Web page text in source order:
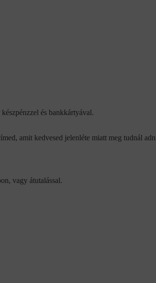
és bankkártyával.
amit kedvesed jelenléte miatt meg tudnál
vagy átutalással.